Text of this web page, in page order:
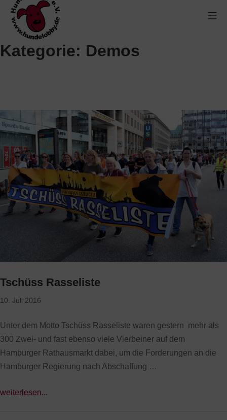
Kategorie: Demos
Tschüss Rasseliste
10. Juli 2016
Unter dem Motto Tschüss Rasseliste waren gestern mehr als
300 Zwei- und fast ebenso viele Vierbeiner auf dem
Hamburger Rathausmarkt dabei, um die Forderungen an die
Hamburger Regierung nach Abschaffung …
weiterlesen...